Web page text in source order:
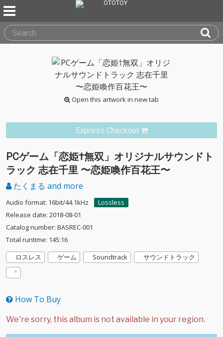
Open this artwork in new tab
Express Checkout
PCゲーム「恋姫†無双」オリジナルサウンドト
ラック 志在千里 〜恋姫喚作百花王〜
たくまる and more
Audio format: 16bit/44.1kHz
Lossless
Release date: 2018-08-01
Catalog number: BASREC-001
Total runtime: 145:16
ロスレス
ゲーム Soundtrack サウンドトラック
How To Buy